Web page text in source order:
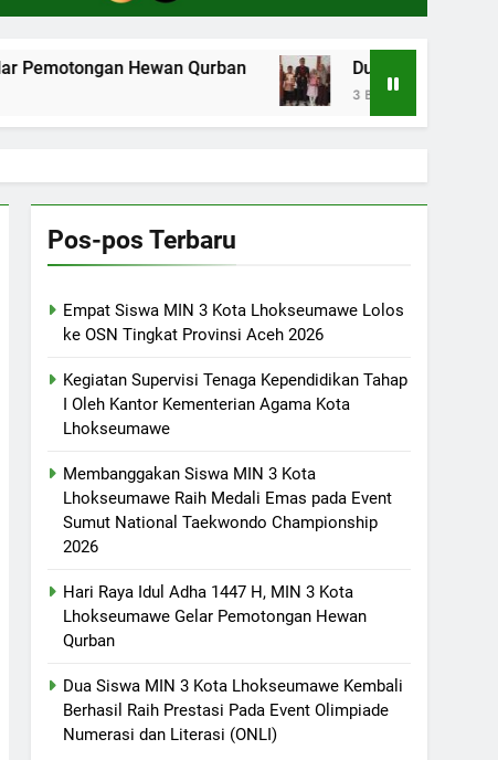
Gelar Pemotongan Hewan Qurban Dua Siswa MIN 3 Kota
3 Bulan Ago
Pos-pos Terbaru
Empat Siswa MIN 3 Kota Lhokseumawe Lolos
ke OSN Tingkat Provinsi Aceh 2026
Kegiatan Supervisi Tenaga Kependidikan Tahap
I Oleh Kantor Kementerian Agama Kota
Lhokseumawe
Membanggakan Siswa MIN 3 Kota
Lhokseumawe Raih Medali Emas pada Event
Sumut National Taekwondo Championship
2026
Hari Raya Idul Adha 1447 H, MIN 3 Kota
Lhokseumawe Gelar Pemotongan Hewan
Qurban
Dua Siswa MIN 3 Kota Lhokseumawe Kembali
Berhasil Raih Prestasi Pada Event Olimpiade
Numerasi dan Literasi (ONLI)